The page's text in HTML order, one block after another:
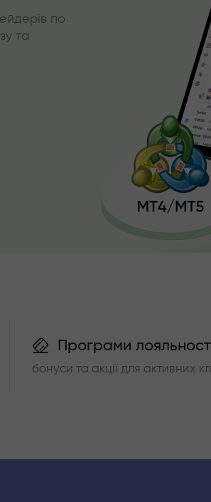
по
та
Програми
бонуси та акції для активних